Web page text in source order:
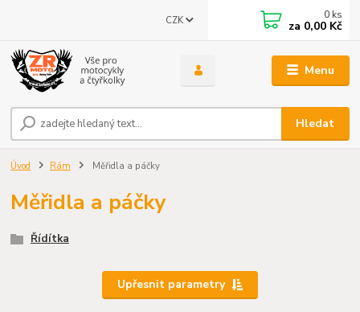
Menu
CZK
Hledat
0 ks
za 0,00 Kč
Úvod Rám Měřidla a páčky
Měřidla a páčky
Řídítka
Upřesnit parametry